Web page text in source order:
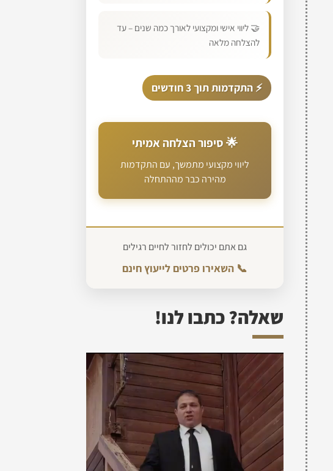
🤝 ליווי אישי ומקצועי לאורך כמה שנים – עד
להצלחה מלאה
⚡ התקדמות תוך 3 חודשים
🌟 סיפור הצלחה אמיתי
ליווי מקצועי מתמשך, עם התקדמות
מהירה כבר מההתחלה
גם אתם יכולים לחזור לחיים רגילים
📞 השאירו פרטים לייעוץ חינם
שאלה? כתבו לנו!